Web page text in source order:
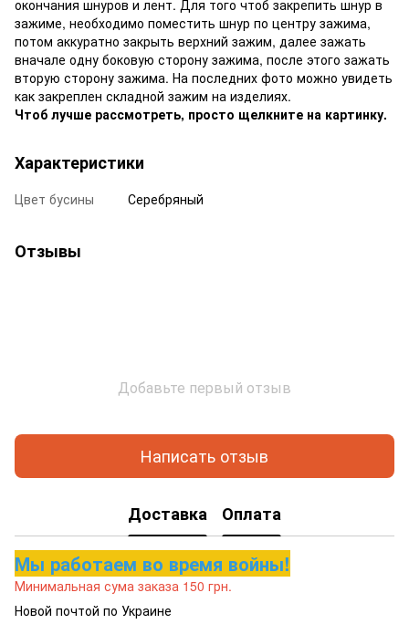
окончания шнуров и лент. Для того чтоб закрепить шнур в
зажиме, необходимо поместить шнур по центру зажима,
потом аккуратно закрыть верхний зажим, далее зажать
вначале одну боковую сторону зажима, после этого зажать
вторую сторону зажима. На последних фото можно увидеть
как закреплен складной зажим на изделиях.
Чтоб лучше рассмотреть, просто щелкните на картинку.
Характеристики
Цвет бусины Серебряный
Отзывы
Добавьте первый отзыв
Написать отзыв
Доставка Оплата
Мы работаем во время войны!
Минимальная сума заказа 150 грн.
Новой почтой по Украине